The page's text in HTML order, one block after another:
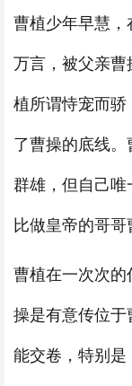
曹植少年早慧
万言，被父亲
植所谓恃宠而骄
了曹操的底线
群雄，但自己
比做皇帝的哥哥
曹植在一次次
操是有意传位
能交卷，特别是